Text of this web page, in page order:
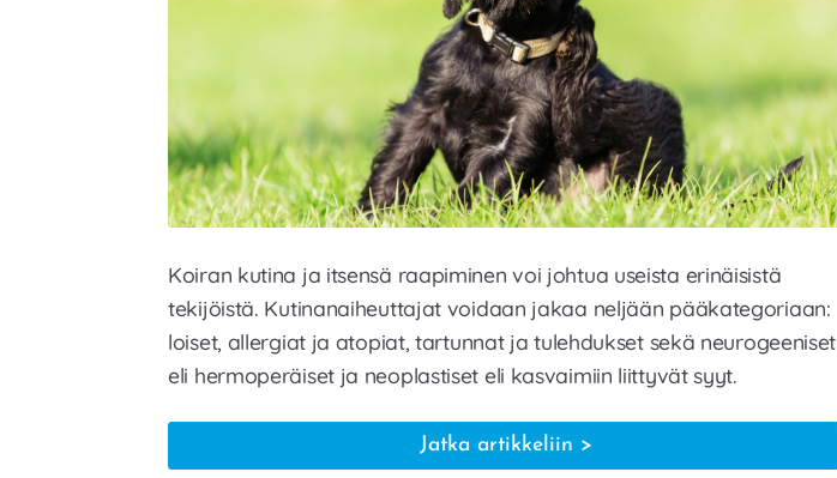
Koiran kutina ja itsensä raapiminen voi johtua useista erinäisistä
tekijöistä. Kutinanaiheuttajat voidaan jakaa neljään pääkategoriaan:
loiset, allergiat ja atopiat, tartunnat ja tulehdukset sekä neurogeeniset
eli hermoperäiset ja neoplastiset eli kasvaimiin liittyvät syyt.
Jatka artikkeliin Koiran